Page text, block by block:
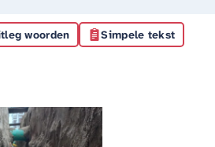
woorden Simpele tekst